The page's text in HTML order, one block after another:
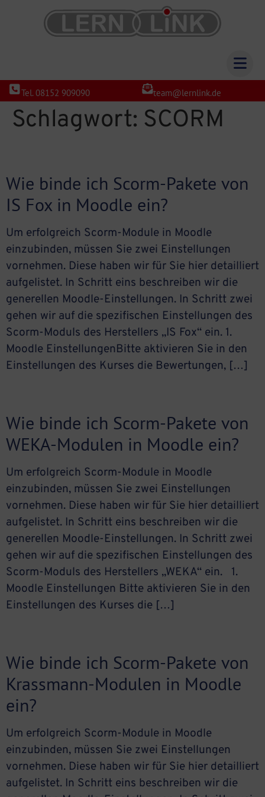
Tel. 08152 909090 team@lernlink.de
Schlagwort: SCORM
Wie binde ich Scorm-Pakete von
IS Fox in Moodle ein?
Um erfolgreich Scorm-Module in Moodle
einzubinden, müssen Sie zwei Einstellungen
vornehmen. Diese haben wir für Sie hier detailliert
aufgelistet. In Schritt eins beschreiben wir die
generellen Moodle-Einstellungen. In Schritt zwei
gehen wir auf die spezifischen Einstellungen des
Scorm-Moduls des Herstellers „IS Fox“ ein. 1.
Moodle EinstellungenBitte aktivieren Sie in den
Einstellungen des Kurses die Bewertungen, […]
Wie binde ich Scorm-Pakete von
WEKA-Modulen in Moodle ein?
Um erfolgreich Scorm-Module in Moodle
einzubinden, müssen Sie zwei Einstellungen
vornehmen. Diese haben wir für Sie hier detailliert
aufgelistet. In Schritt eins beschreiben wir die
generellen Moodle-Einstellungen. In Schritt zwei
gehen wir auf die spezifischen Einstellungen des
Scorm-Moduls des Herstellers „WEKA“ ein. 1.
Moodle Einstellungen Bitte aktivieren Sie in den
Einstellungen des Kurses die […]
Wie binde ich Scorm-Pakete von
Krassmann-Modulen in Moodle
ein?
Um erfolgreich Scorm-Module in Moodle
einzubinden, müssen Sie zwei Einstellungen
vornehmen. Diese haben wir für Sie hier detailliert
aufgelistet. In Schritt eins beschreiben wir die